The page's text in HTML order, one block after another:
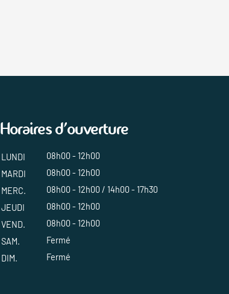
Horaires d'ouverture
LUNDI
08h00 - 12h00
MARDI
08h00 - 12h00
MERC.
08h00 - 12h00 / 14h00 - 17h30
JEUDI
08h00 - 12h00
VEND.
08h00 - 12h00
SAM.
Fermé
DIM.
Fermé